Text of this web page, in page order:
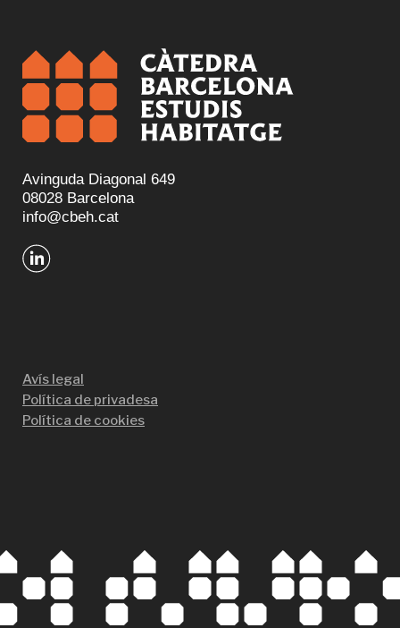
Avinguda Diagonal 649
08028 Barcelona
info@cbeh.cat
Avís legal
Política de privadesa
Política de cookies